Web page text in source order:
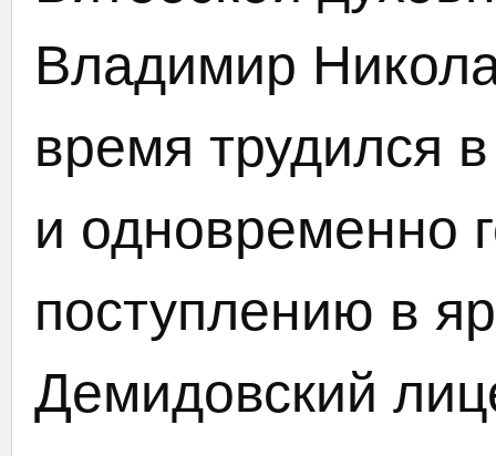
Владимир
время трудился
и одновременно
поступлению в
Демидовский